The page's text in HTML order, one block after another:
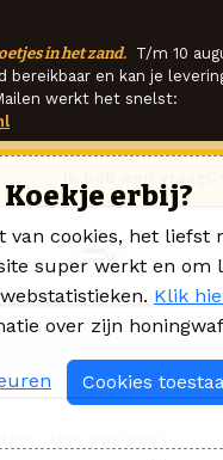
in het zand. T/m 10
bereikbaar en kan je
werkt het snelst:
Koekje erbij?
van cookies, het liefst
super werkt en om
Klik
over zijn
Cookies